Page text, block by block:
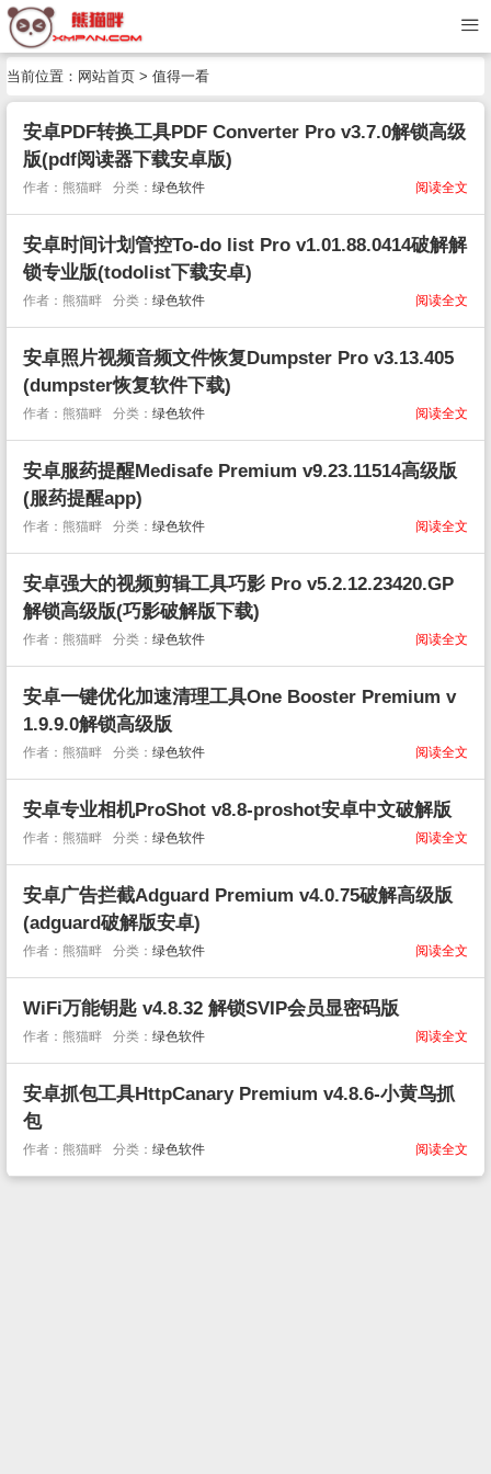
当前位置： 网站首页 > 值得一看
安卓PDF转换工具PDF Converter Pro v3.7.0解锁高级
版(pdf阅读器下载安卓版)
阅读全文
作者：熊猫畔 分类： 绿色软件
安卓时间计划管控To-do list Pro v1.01.88.0414破解解
锁专业版(todolist下载安卓)
阅读全文
作者：熊猫畔 分类： 绿色软件
安卓照片视频音频文件恢复Dumpster Pro v3.13.405
(dumpster恢复软件下载)
阅读全文
作者：熊猫畔 分类： 绿色软件
安卓服药提醒Medisafe Premium v9.23.11514高级版
(服药提醒app)
阅读全文
作者：熊猫畔 分类： 绿色软件
安卓强大的视频剪辑工具巧影 Pro v5.2.12.23420.GP
解锁高级版(巧影破解版下载)
阅读全文
作者：熊猫畔 分类： 绿色软件
安卓一键优化加速清理工具One Booster Premium v
1.9.9.0解锁高级版
阅读全文
作者：熊猫畔 分类： 绿色软件
安卓专业相机ProShot v8.8-proshot安卓中文破解版
阅读全文
作者：熊猫畔 分类： 绿色软件
安卓广告拦截Adguard Premium v4.0.75破解高级版
(adguard破解版安卓)
阅读全文
作者：熊猫畔 分类： 绿色软件
WiFi万能钥匙 v4.8.32 解锁SVIP会员显密码版
阅读全文
作者：熊猫畔 分类： 绿色软件
安卓抓包工具HttpCanary Premium v4.8.6-小黄鸟抓
包
阅读全文
作者：熊猫畔 分类： 绿色软件